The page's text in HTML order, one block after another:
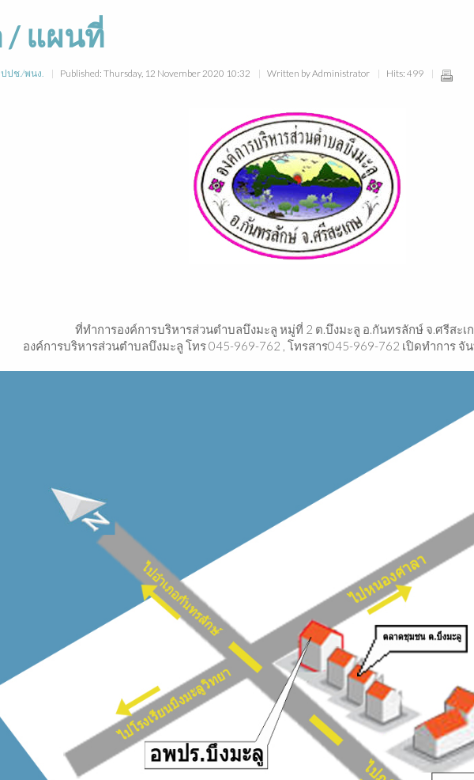
/ แผนที่
ปปช./พนง. Published: Thursday, 12 November 2020 10:32 Written by Administrator Hits: 499
ค์การบริหารส่วนตำบลบึงมะลู หมู่ที่ 2 ต.บึงมะลู อ.กันทรลักษ์ จ.ศรีสะเกษ
รส่วนตำบลบึงมะลู โทร 045-969-762 , โทรสาร045-969-762 เปิดทำการ จันทร์-